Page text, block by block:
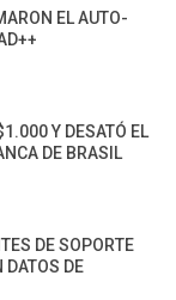
EL AUTO-
Y DESATÓ EL
DE BRASIL
DE SOPORTE
DATOS DE